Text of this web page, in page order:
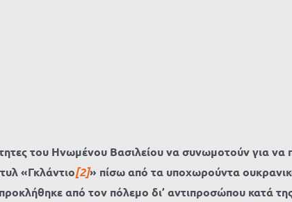
του Ηνωμένου Βασιλείου να συνωμοτούν για
«Γκλάντιο[2]» πίσω από τα υποχωρούντα
από τον πόλεμο δι’ αντιπροσώπου κατά